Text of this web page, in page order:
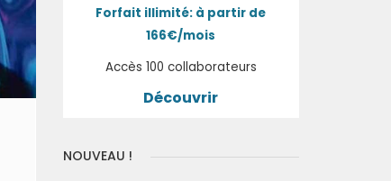
Forfait illimité: à partir de
166€/mois
Accès 100 collaborateurs
Découvrir
NOUVEAU !